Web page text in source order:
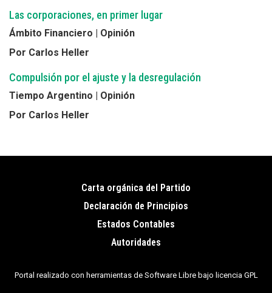
Las corporaciones, en primer lugar
Ámbito Financiero | Opinión
Por Carlos Heller
Compulsión por el ajuste y la desregulación
Tiempo Argentino | Opinión
Por Carlos Heller
Pie
de
página
Carta orgánica del Partido
Declaración de Principios
Estados Contables
Autoridades
Portal realizado con herramientas de Software Libre bajo licencia GPL